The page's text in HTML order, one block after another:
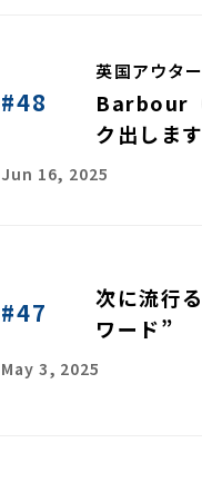
#48
英国アウタ
Barbour
ク出します
Jun 16, 2025
#47
次に流行
ワード”
May 3, 2025